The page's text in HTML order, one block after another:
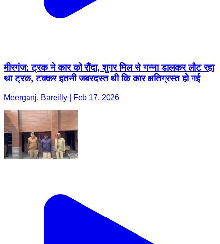
मीरगंज: ट्रक ने कार को रौंदा, शुगर मिल से गन्ना डालकर लौट रहा
था ट्रक, टक्कर इतनी जबरदस्त थी कि कार क्षतिग्रस्त हो गई
Meerganj, Bareilly | Feb 17, 2026